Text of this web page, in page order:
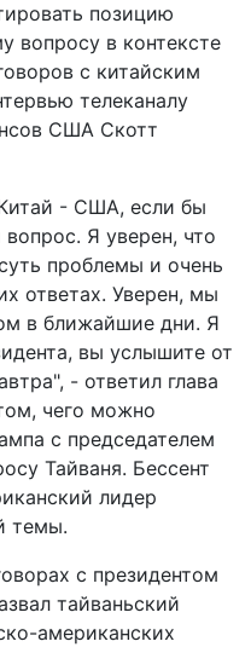
позицию
вопросу в контексте
с китайским
телеканалу
США Скотт
- США, если бы
Я уверен, что
проблемы и очень
ответах. Уверен, мы
в ближайшие дни. Я
вы услышите от
- ответил глава
чего можно
с председателем
Тайваня. Бессент
лидер
темы.
с президентом
тайваньский
американских